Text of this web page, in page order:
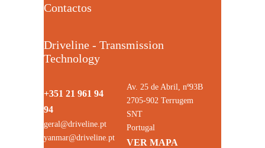
Contactos
Driveline - Transmission
Technology
+351 21 961 94
94
geral@driveline.pt
yanmar@driveline.pt
Av. 25 de Abril, nº93B
2705-902 Terrugem
SNT
Portugal
VER MAPA